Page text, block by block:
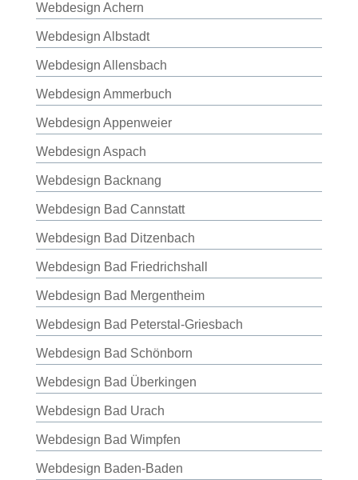
Webdesign Achern
Webdesign Albstadt
Webdesign Allensbach
Webdesign Ammerbuch
Webdesign Appenweier
Webdesign Aspach
Webdesign Backnang
Webdesign Bad Cannstatt
Webdesign Bad Ditzenbach
Webdesign Bad Friedrichshall
Webdesign Bad Mergentheim
Webdesign Bad Peterstal-Griesbach
Webdesign Bad Schönborn
Webdesign Bad Überkingen
Webdesign Bad Urach
Webdesign Bad Wimpfen
Webdesign Baden-Baden